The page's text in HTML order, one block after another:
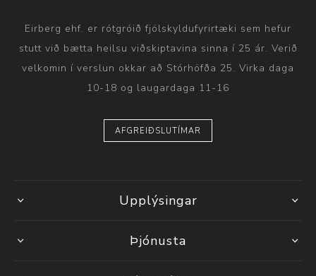
Eirberg ehf. er rótgróið fjölskyldufyrirtæki sem hefur
stutt við bætta heilsu viðskiptavina sinna í 25 ár. Verið
velkomin í verslun okkar að Stórhöfða 25. Virka daga
10-18 og laugardaga 11-16
AFGREIÐSLUTÍMAR
Upplýsingar
Þjónusta